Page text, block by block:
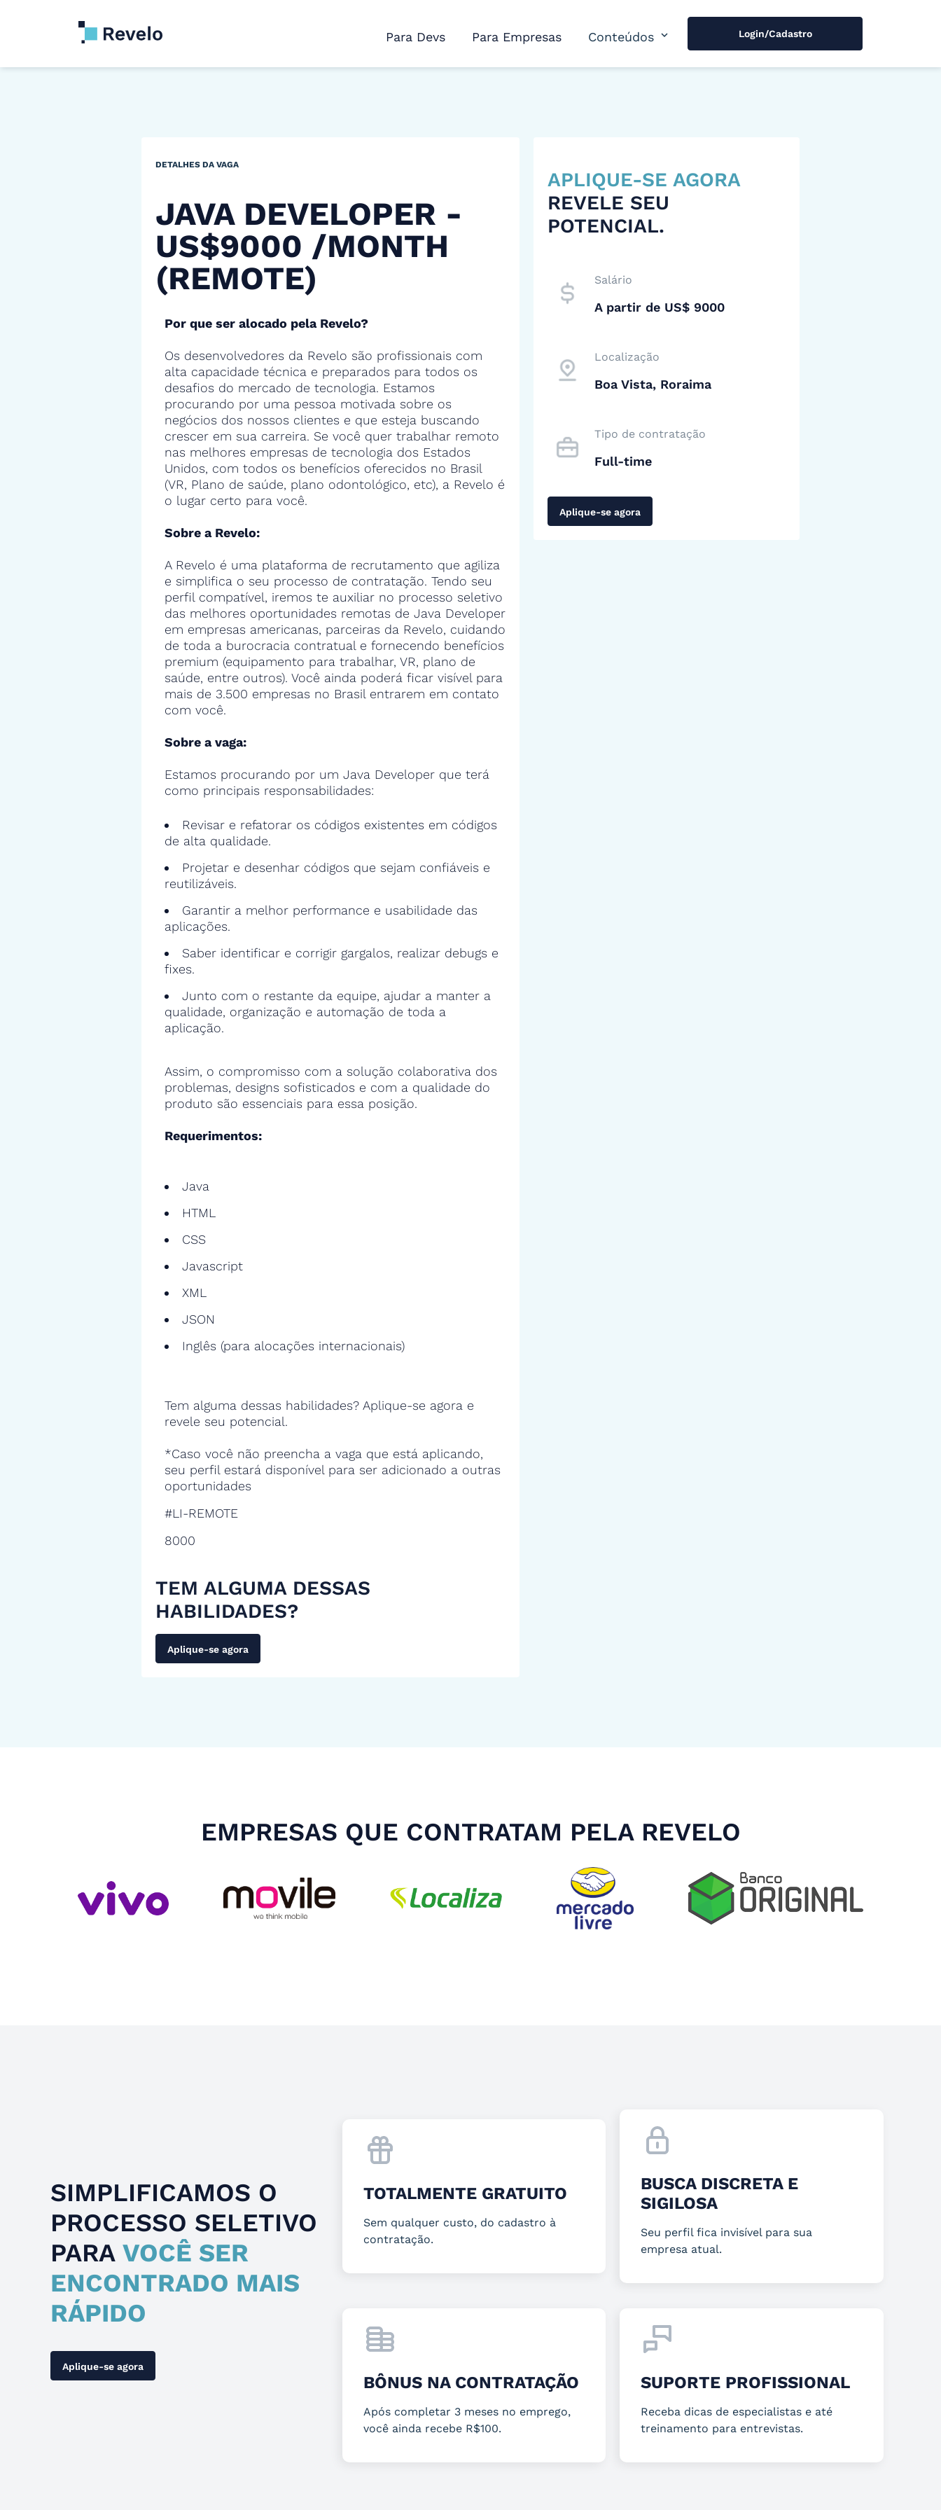
Para Devs Para Empresas Conteúdos expand_more Login/Cadastro
DETALHES DA VAGA
JAVA DEVELOPER -
US$9000 /MONTH
(REMOTE)
Por que ser alocado pela Revelo?
Os desenvolvedores da Revelo são profissionais com
alta capacidade técnica e preparados para todos os
desafios do mercado de tecnologia. Estamos
procurando por uma pessoa motivada sobre os
negócios dos nossos clientes e que esteja buscando
crescer em sua carreira. Se você quer trabalhar remoto
nas melhores empresas de tecnologia dos Estados
Unidos, com todos os benefícios oferecidos no Brasil
(VR, Plano de saúde, plano odontológico, etc), a Revelo é
o lugar certo para você.
Sobre a Revelo:
A Revelo é uma plataforma de recrutamento que agiliza
e simplifica o seu processo de contratação. Tendo seu
perfil compatível, iremos te auxiliar no processo seletivo
das melhores oportunidades remotas de Java Developer
em empresas americanas, parceiras da Revelo, cuidando
de toda a burocracia contratual e fornecendo benefícios
premium (equipamento para trabalhar, VR, plano de
saúde, entre outros). Você ainda poderá ficar visível para
mais de 3.500 empresas no Brasil entrarem em contato
com você.
Sobre a vaga:
Estamos procurando por um Java Developer que terá
como principais responsabilidades:
Revisar e refatorar os códigos existentes em códigos
de alta qualidade.
Projetar e desenhar códigos que sejam confiáveis e
reutilizáveis.
Garantir a melhor performance e usabilidade das
aplicações.
Saber identificar e corrigir gargalos, realizar debugs e
fixes.
Junto com o restante da equipe, ajudar a manter a
qualidade, organização e automação de toda a
aplicação.
Assim, o compromisso com a solução colaborativa dos
problemas, designs sofisticados e com a qualidade do
produto são essenciais para essa posição.
Requerimentos:
Java
HTML
CSS
Javascript
XML
JSON
Inglês (para alocações internacionais)
Tem alguma dessas habilidades? Aplique-se agora e
revele seu potencial.
*Caso você não preencha a vaga que está aplicando,
seu perfil estará disponível para ser adicionado a outras
oportunidades
#LI-REMOTE
8000
TEM ALGUMA DESSAS
HABILIDADES?
Aplique-se agora
APLIQUE-SE AGORA
REVELE SEU
POTENCIAL.
Salário
A partir de US$ 9000
Localização
Boa Vista, Roraima
Tipo de contratação
Full-time
Aplique-se agora
EMPRESAS QUE CONTRATAM PELA REVELO
SIMPLIFICAMOS O
PROCESSO SELETIVO
PARA VOCÊ SER
ENCONTRADO MAIS
RÁPIDO
Aplique-se agora
TOTALMENTE GRATUITO
Sem qualquer custo, do cadastro à
contratação.
BUSCA DISCRETA E
SIGILOSA
Seu perfil fica invisível para sua
empresa atual.
BÔNUS NA CONTRATAÇÃO
Após completar 3 meses no emprego,
você ainda recebe R$100.
SUPORTE PROFISSIONAL
Receba dicas de especialistas e até
treinamento para entrevistas.